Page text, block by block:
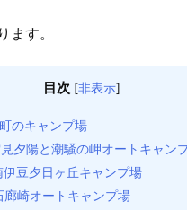
ます。
目次 [非表示]
のキャンプ場
夕陽と潮騒の岬オートキャン
伊豆夕日ヶ丘キャンプ場
廊崎オートキャンプ場